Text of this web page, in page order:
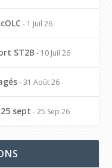
- 1 Juil 26
ST2B - 10 Juil 26
- 31 Août 26
sept - 25 Sep 26